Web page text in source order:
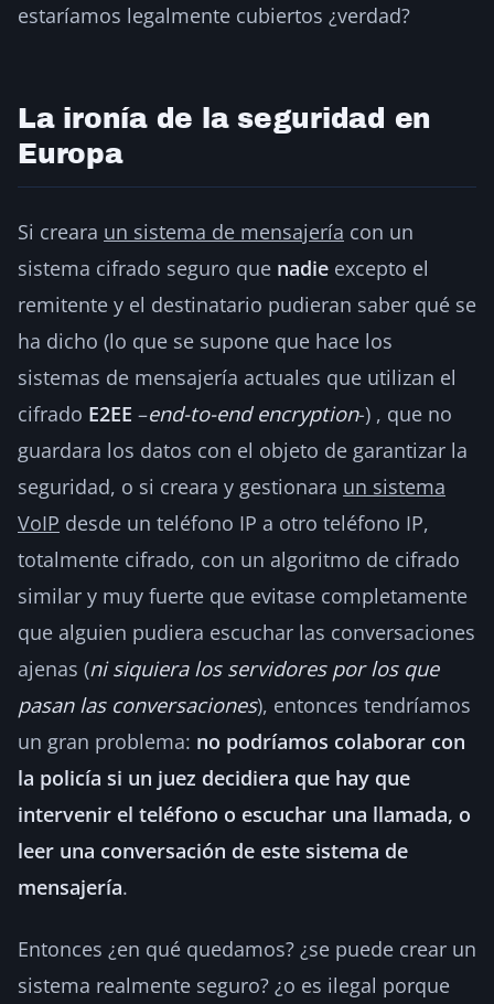
estaríamos legalmente cubiertos ¿verdad?
La ironía de la seguridad en
Europa
Si creara un sistema de mensajería con un
sistema cifrado seguro que nadie excepto el
remitente y el destinatario pudieran saber qué se
ha dicho (lo que se supone que hace los
sistemas de mensajería actuales que utilizan el
cifrado E2EE –end-to-end encryption-) , que no
guardara los datos con el objeto de garantizar la
seguridad, o si creara y gestionara un sistema
VoIP desde un teléfono IP a otro teléfono IP,
totalmente cifrado, con un algoritmo de cifrado
similar y muy fuerte que evitase completamente
que alguien pudiera escuchar las conversaciones
ajenas (ni siquiera los servidores por los que
pasan las conversaciones), entonces tendríamos
un gran problema: no podríamos colaborar con
la policía si un juez decidiera que hay que
intervenir el teléfono o escuchar una llamada, o
leer una conversación de este sistema de
mensajería.
Entonces ¿en qué quedamos? ¿se puede crear un
sistema realmente seguro? ¿o es ilegal porque